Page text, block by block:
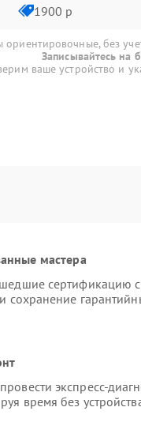
1900 р
без
Записывайтесь на
ваше устройство и
мастера
сертификацию
сохранение
экспресс-
время без